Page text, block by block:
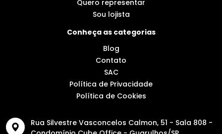
Quero representar
Sou lojista
Conheça as categorias
Blog
Contato
SAC
Política de Privacidade
Política de Cookies
Rua Silvestre Vasconcelos Calmon, 51 - Sala 808 -